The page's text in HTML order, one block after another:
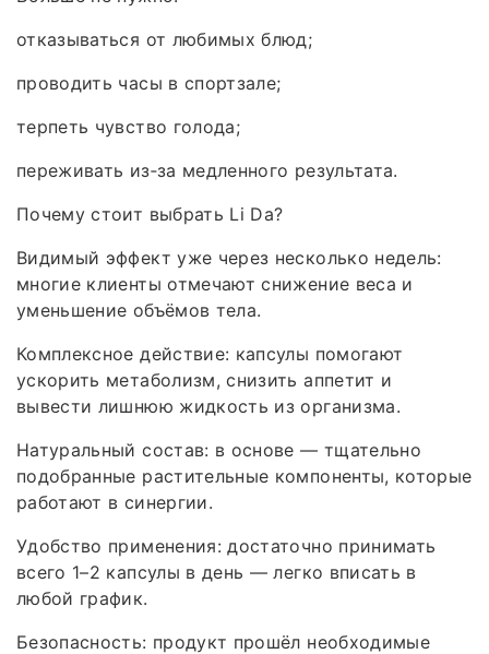
отказываться от любимых блюд;
проводить часы в спортзале;
терпеть чувство голода;
переживать из‑за медленного результата.
Почему стоит выбрать Li Da?
Видимый эффект уже через несколько недель:
многие клиенты отмечают снижение веса и
уменьшение объёмов тела.
Комплексное действие: капсулы помогают
ускорить метаболизм, снизить аппетит и
вывести лишнюю жидкость из организма.
Натуральный состав: в основе — тщательно
подобранные растительные компоненты, которые
работают в синергии.
Удобство применения: достаточно принимать
всего 1–2 капсулы в день — легко вписать в
любой график.
Безопасность: продукт прошёл необходимые